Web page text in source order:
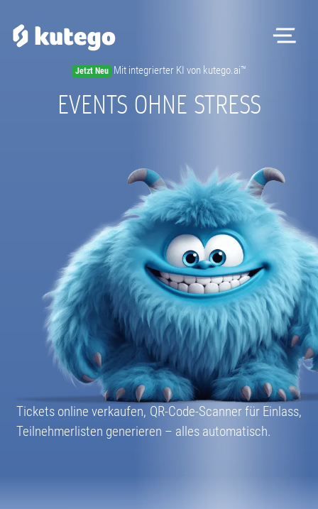
Jetzt Neu Mit integrierter KI von kutego.ai™
EVENTS OHNE STRESS
Tickets online verkaufen, QR-Code-Scanner für Einlass,
Teilnehmerlisten generieren – alles automatisch.